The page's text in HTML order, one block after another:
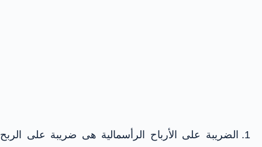
الضريبة على الأرباح الرأسمالية هى ضريبة على الربح